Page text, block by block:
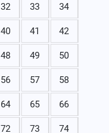
32 33 34
40 41 42
48 49 50
56 57 58
64 65 66
72 73 74